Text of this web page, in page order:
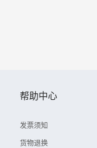
帮助中心
发票须知
货物退换